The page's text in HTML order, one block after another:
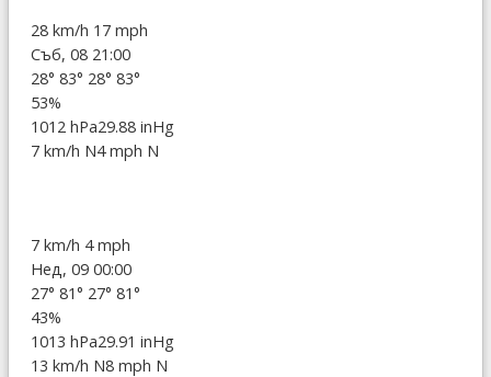
28 km/h 17 mph
Съб, 08 21:00
28° 83° 28° 83°
53%
1012 hPa29.88 inHg
7 km/h N4 mph N
7 km/h 4 mph
Нед, 09 00:00
27° 81° 27° 81°
43%
1013 hPa29.91 inHg
13 km/h N8 mph N